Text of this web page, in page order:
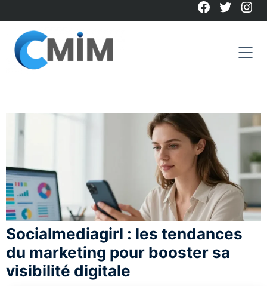
to
content
Facebook
Twitter
Socialmediagirl : les tendances
du marketing pour booster sa
visibilité digitale